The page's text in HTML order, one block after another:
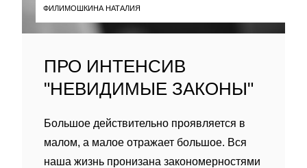
ФИЛИМОШКИНА НАТАЛИЯ
ПРО ИНТЕНСИВ
"НЕВИДИМЫЕ ЗАКОНЫ"
Большое действительно проявляется в
малом, а малое отражает большое. Вся
наша жизнь пронизана закономерностями